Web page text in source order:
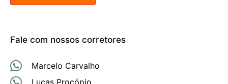
Fale com nossos corretores
Marcelo Carvalho
Lucas Procópio